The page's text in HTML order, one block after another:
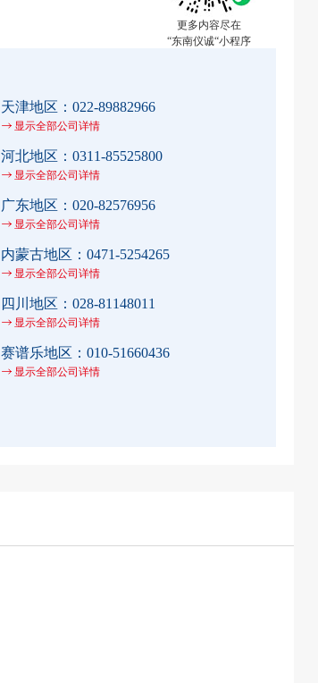
更多内容尽在
“东南仪诚“小程序
天津地区：022-89882966
显示全部公司详情
河北地区：0311-85525800
显示全部公司详情
广东地区：020-82576956
显示全部公司详情
内蒙古地区：0471-5254265
显示全部公司详情
四川地区：028-81148011
显示全部公司详情
赛谱乐地区：010-51660436
显示全部公司详情